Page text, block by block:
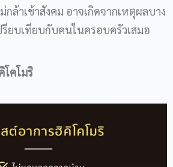
กล้าเข้าสังคม อาจเกิดจากเหตุผลบาง
รียบเทียบกับคนในครอบครัวเสมอ
โคโมริ